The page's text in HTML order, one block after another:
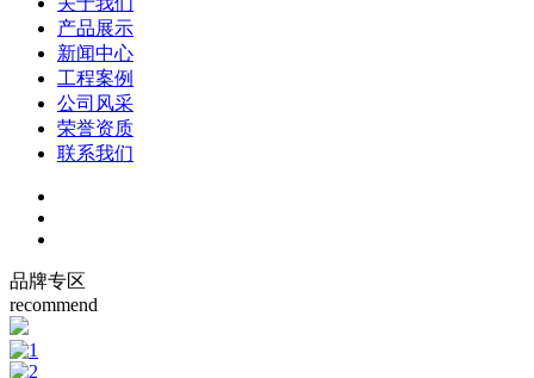
产品展示
新闻中心
工程案例
公司风采
荣誉资质
联系我们
品牌专区
recommend